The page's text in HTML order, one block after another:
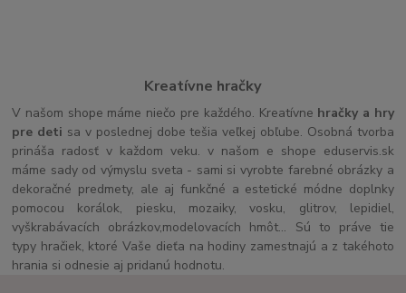
Kreatívne hračky
V našom shope máme niečo pre každého. Kreatívne hračky a hry
pre deti sa v poslednej dobe tešia veľkej obľube. Osobná tvorba
prináša radosť v každom veku. v našom e shope eduservis.sk
máme sady od výmyslu sveta - sami si vyrobte farebné obrázky a
dekoračné predmety, ale aj funkčné a estetické módne doplnky
pomocou korálok, piesku, mozaiky, vosku, glitrov, lepidiel,
vyškrabávacích obrázkov,modelovacích hmôt... Sú to práve tie
typy hračiek, ktoré Vaše dieťa na hodiny zamestnajú a z takéhoto
hrania si odnesie aj pridanú hodnotu.